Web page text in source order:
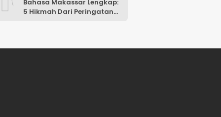
Bahasa Makassar Lengkap:
5 Hikmah Dari Peringatan